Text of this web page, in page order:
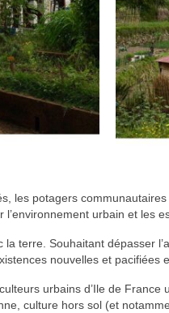
les potagers
urbain et les
terre. Souhaitant dépasser
nouvelles et pacifiées
urbains d’Ile de
culture hors sol (et